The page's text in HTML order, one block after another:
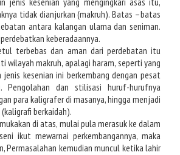
tidak dianjurkan (makruh). Batas –batas
antara kalangan ulama dan seniman.
keberadaannya.
terbebas dan aman dari perdebatan itu
wilayah makruh, apalagi haram, seperti yang
kesenian ini berkembang dengan pesat
Pengolahan dan stilisasi huruf-hurufnya
para kaligrafer di masanya, hingga menjadi
berkaidah).
di atas, mulai pula merasuk ke dalam
ikut mewarnai perkembangannya, maka
Permasalahan kemudian muncul ketika lahir